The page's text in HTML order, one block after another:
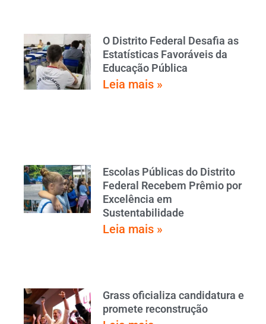
O Distrito Federal Desafia as
Estatísticas Favoráveis da
Educação Pública
Leia mais »
Escolas Públicas do Distrito
Federal Recebem Prêmio por
Excelência em
Sustentabilidade
Leia mais »
Grass oficializa candidatura e
promete reconstrução